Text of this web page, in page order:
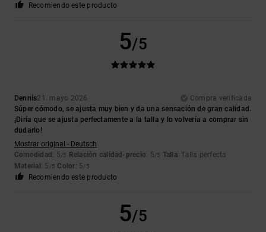
Recomiendo este producto
5/5
Dennis21. mayo 2026
Compra verificada
Súper cómodo, se ajusta muy bien y da una sensación de gran calidad.
¡Diría que se ajusta perfectamente a la talla y lo volvería a comprar sin
dudarlo!
Mostrar original - Deutsch
Comodidad: 5/5 Relación calidad-precio: 5/5 Talla: Talla perfecta
Material: 5 /5 Color: 5/5
Recomiendo este producto
5/5